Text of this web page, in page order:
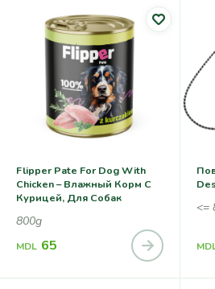
Flipper Pate For Dog With
Chicken – Влажный Корм С
Курицей, Для Собак
800g
MDL 65
<=